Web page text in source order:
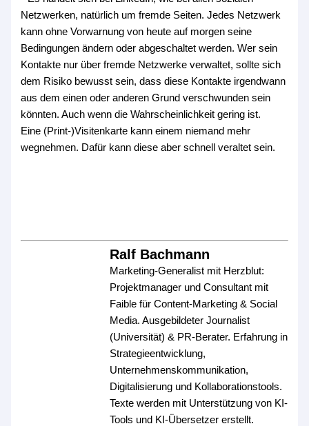
Netzwerken, natürlich um fremde Seiten. Jedes Netzwerk
kann ohne Vorwarnung von heute auf morgen seine
Bedingungen ändern oder abgeschaltet werden. Wer sein
Kontakte nur über fremde Netzwerke verwaltet, sollte sich
dem Risiko bewusst sein, dass diese Kontakte irgendwann
aus dem einen oder anderen Grund verschwunden sein
könnten. Auch wenn die Wahrscheinlichkeit gering ist.
Eine (Print-)Visitenkarte kann einem niemand mehr
wegnehmen. Dafür kann diese aber schnell veraltet sein.
Ralf Bachmann
Marketing-Generalist mit Herzblut:
Projektmanager und Consultant mit
Faible für Content-Marketing & Social
Media. Ausgebildeter Journalist
(Universität) & PR-Berater. Erfahrung in
Strategieentwicklung,
Unternehmenskommunikation,
Digitalisierung und Kollaborationstools.
Texte werden mit Unterstützung von KI-
Tools und KI-Übersetzer erstellt.